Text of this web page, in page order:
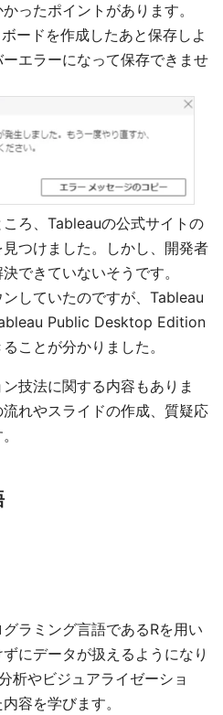
ったポイントがあります。
ードを作成したあと保存しよ
エラーになって保存できませ
ろ、Tableauの公式サイトの
つけました。しかし、開発者
できていないそうです。
していたのですが、Tableau
Public Desktop Edition
ことが分かりました。
技法に関する内容もありま
れやスライドの作成、質疑応
ラミング言語であるRを用い
にデータが扱えるようになり
析やビジュアライゼーショ
容を学びます。